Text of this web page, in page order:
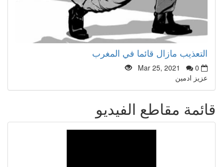
التعذيب مازال قائما في المغرب
Mar 25, 2021
0
عزيز ادمين
قائمة مقاطع الفيديو